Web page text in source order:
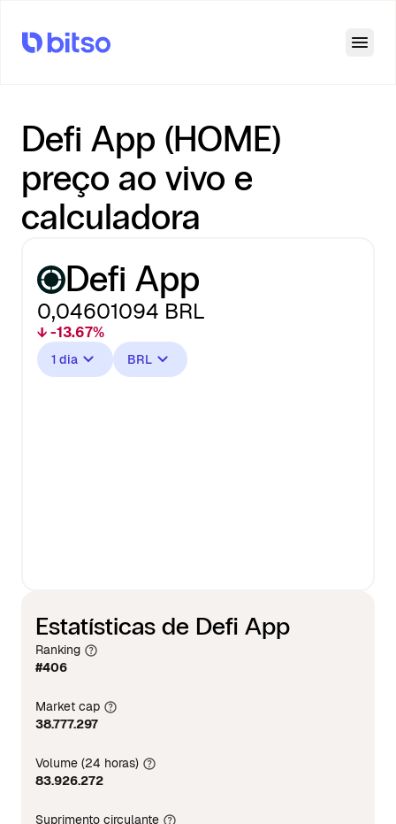
Defi App (HOME)
preço ao vivo e
calculadora
Defi App
0,04601094 BRL
↓ -13.67%
1 dia BRL
Estatísticas de Defi App
Ranking
#406
Market cap
38.777.297
Volume (24 horas)
83.926.272
Suprimento circulante